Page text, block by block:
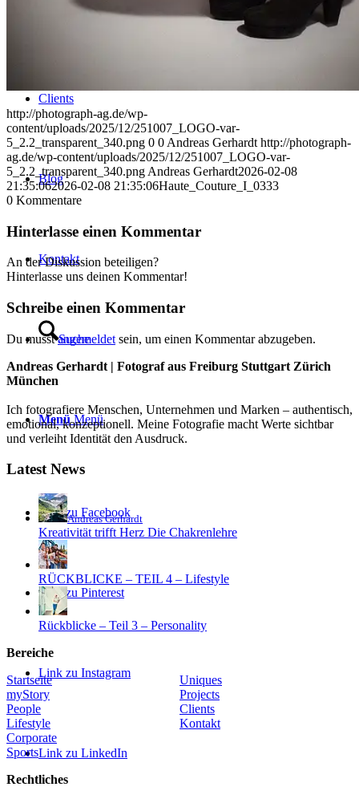
Clients
Blog
Kontakt
Suche
Menü Menü
Link zu Facebook
Link zu Pinterest
Link zu Instagram
Link zu LinkedIn
http://photograph-ag.de/wp-
content/uploads/2025/12/251007_LOGO-var-
5_2.2_transparent_340.png 0 0 Andreas Gerhardt http://photograph-
ag.de/wp-content/uploads/2025/12/251007_LOGO-var-
5_2.2_transparent_340.png Andreas Gerhardt2026-02-08
21:35:062026-02-08 21:35:06Haute_Couture_I_0333
0 Kommentare
Hinterlasse einen Kommentar
An der Diskussion beteiligen?
Hinterlasse uns deinen Kommentar!
Schreibe einen Kommentar
Du musstangemeldet sein, um einen Kommentar abzugeben.
Andreas Gerhardt | Fotograf aus Freiburg Stuttgart Zürich
München
Ich fotografiere Menschen, Unternehmen und Marken – authentisch,
emotional, konzeptionell. Meine Fotografie macht Werte sichtbar
und verleiht Identität den Ausdruck.
Latest News
Andreas Gerhardt
Kreativität trifft Herz Die Chakrenlehre
RÜCKBLICKE – TEIL 4 – Lifestyle
Rückblicke – Teil 3 – Personality
Bereiche
Startseite
myStory
People
Lifestyle
Corporate
Sports
Uniques
Projects
Clients
Kontakt
Rechtliches